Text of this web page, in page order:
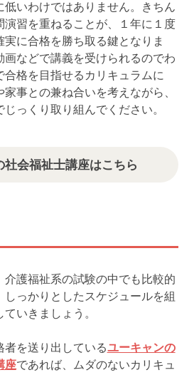
低いわけではありません。きちん
演習を重ねることが、１年に１度
実に合格を勝ち取る鍵となりま
画などで講義を受けられるのでわ
合格を目指せるカリキュラムに
事との兼ね合いを考えながら、
っくり取り組んでください。
社会福祉士講座はこちら
介護福祉系の試験の中でも比較的
っかりとしたスケジュールを組
いきましょう。
者を送り出しているユーキャンの
座であれば、ムダのないカリキュ